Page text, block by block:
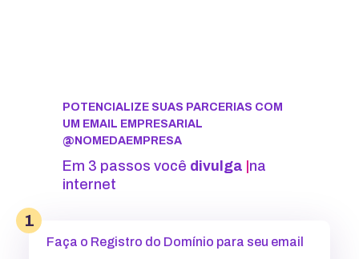
POTENCIALIZE SUAS PARCERIAS COM
UM EMAIL EMPRESARIAL
@NOMEDAEMPRESA
Em 3 passos você divulga seu
pro|na internet
1
Faça o Registro do Domínio para seu email